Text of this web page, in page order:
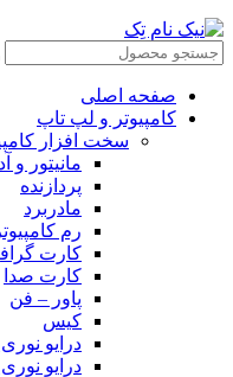
صفحه اصلی
کامپیوتر و‌‌‌‌‌ لپ تاپ
سخت افزار
مانیتور و
پردازنده
مادربرد
رم
کارت
کارت صدا
پاور – فن
کیس
درایو نوری
درایو